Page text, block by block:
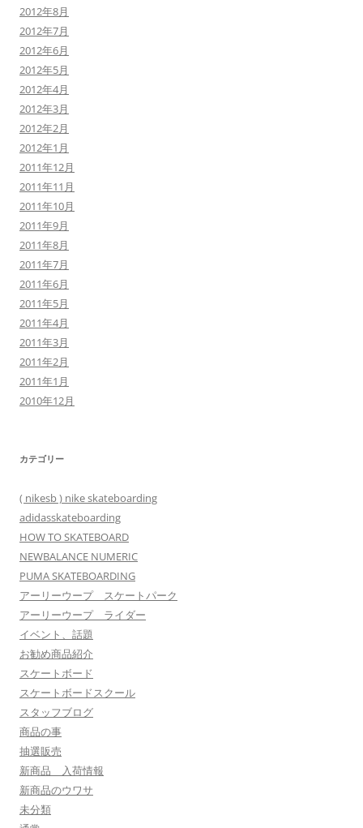
2012年8月
2012年7月
2012年6月
2012年5月
2012年4月
2012年3月
2012年2月
2012年1月
2011年12月
2011年11月
2011年10月
2011年9月
2011年8月
2011年7月
2011年6月
2011年5月
2011年4月
2011年3月
2011年2月
2011年1月
2010年12月
カテゴリー
( nikesb ) nike skateboarding
adidasskateboarding
HOW TO SKATEBOARD
NEWBALANCE NUMERIC
PUMA SKATEBOARDING
アーリーウープ スケートパーク
アーリーウープ ライダー
イベント、話題
お勧め商品紹介
スケートボード
スケートボードスクール
スタッフブログ
商品の事
抽選販売
新商品 入荷情報
新商品のウワサ
未分類